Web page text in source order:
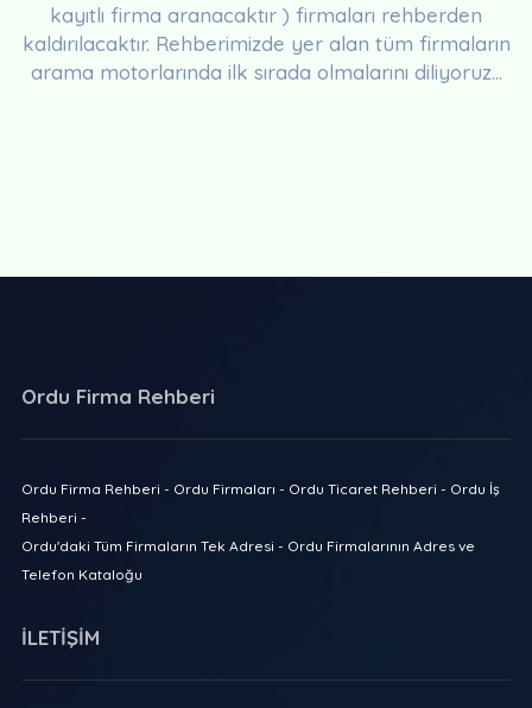
kayıtlı firma aranacaktır ) firmaları rehberden
kaldırılacaktır. Rehberimizde yer alan tüm firmaların
arama motorlarında ilk sırada olmalarını diliyoruz...
Ordu Firma Rehberi
Ordu Firma Rehberi - Ordu Firmaları - Ordu Ticaret Rehberi - Ordu İş
Rehberi -
Ordu'daki Tüm Firmaların Tek Adresi - Ordu Firmalarının Adres ve
Telefon Kataloğu
İLETİŞİM